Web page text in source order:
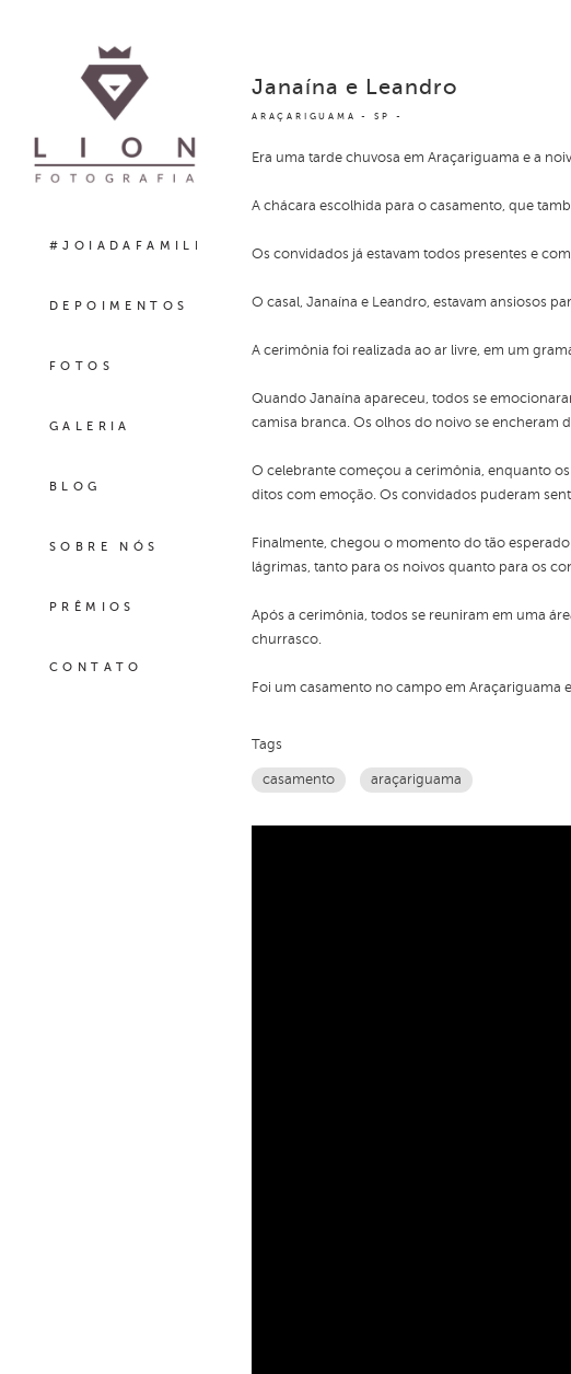
#JOIADAFAMILIA
DEPOIMENTOS
FOTOS
GALERIA
BLOG
SOBRE NÓS
PRÊMIOS
CONTATO
ARAÇARIGUAMA - SP
Janaína e Leandro
Era uma tarde chuvosa em Araçariguama e a
A chácara escolhida para o casamento, que
Os convidados já estavam todos presentes e
O casal, Janaína e Leandro, estavam ansiosos
A cerimônia foi realizada ao ar livre, em um
Quando Janaína apareceu, todos se
camisa branca. Os olhos do noivo se encheram
O celebrante começou a cerimônia, enquanto
ditos com emoção. Os convidados puderam
Finalmente, chegou o momento do tão
lágrimas, tanto para os noivos quanto para os
Após a cerimônia, todos se reuniram em uma
churrasco.
Foi um casamento no campo em Araçariguama
Tags
casamento araçariguama